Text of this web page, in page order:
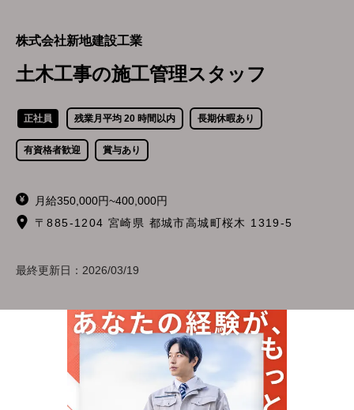
株式会社新地建設工業
土木工事の施工管理スタッフ
正社員 残業月平均 20 時間以内 長期休暇あり
有資格者歓迎 賞与あり
月給350,000円~400,000円
〒885-1204 宮崎県 都城市高城町桜木 1319-5
最終更新日： 2026/03/19